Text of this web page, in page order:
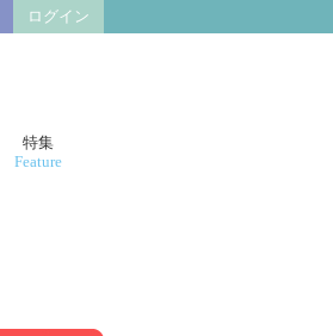
ログイン
特集
Feature